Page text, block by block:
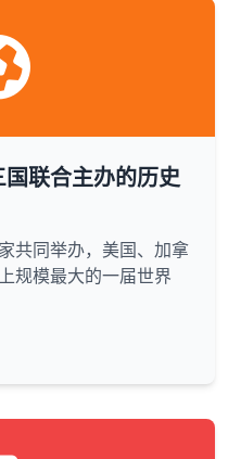
联合主办的历史
共同举办，美国、加拿
规模最大的一届世界